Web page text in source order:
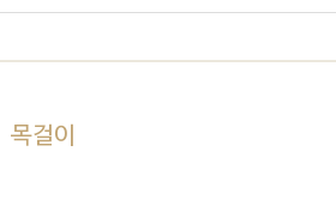
목걸이